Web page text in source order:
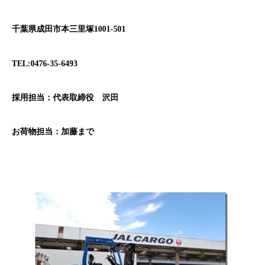
千葉県成田市本三里塚1001-501
TEL:0476-35-6493
採用担当：代表取締役 沢田
お荷物担当：加藤まで